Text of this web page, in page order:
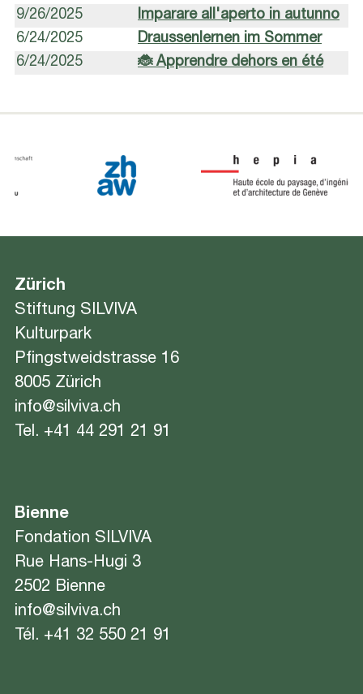
9/26/2025
Imparare all'aperto in autunno
6/24/2025
Draussenlernen im Sommer
6/24/2025
🐞 Apprendre dehors en été
Zürich
Stiftung SILVIVA
Kulturpark
Pfingstweidstrasse 16
8005 Zürich
info@silviva.ch
Tel. +41 44 291 21 91
Bienne
Fondation SILVIVA
Rue Hans-Hugi 3
2502 Bienne
info@silviva.ch
Tél. +41 32 550 21 91